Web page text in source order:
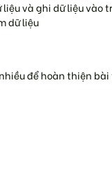
và ghi dữ liệu vào
dữ liệu
để hoàn thiện